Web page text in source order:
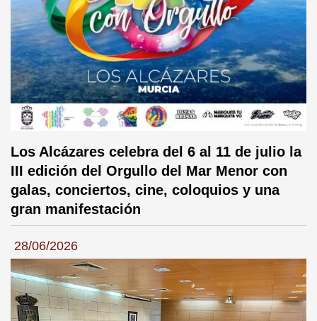
Los Alcázares celebra del 6 al 11 de julio la
III edición del Orgullo del Mar Menor con
galas, conciertos, cine, coloquios y una
gran manifestación
28/06/2026